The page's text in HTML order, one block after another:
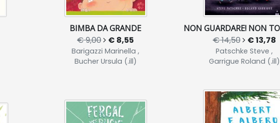
BIMBA DA GRANDE
€ 9,00 € 8,55
Barigazzi Marinella ,
Bucher Ursula (.ill)
NON GUARDARE! NON
€ 14,50 € 13,78
Patschke Steve ,
Garrigue Roland (.ill)